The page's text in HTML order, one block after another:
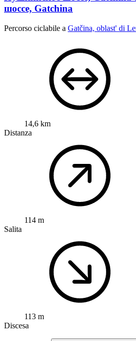
шоссе, Gatchina
Percorso ciclabile a Gatčina, oblast' di
14,6 km
Distanza
114 m
Salita
113 m
Discesa